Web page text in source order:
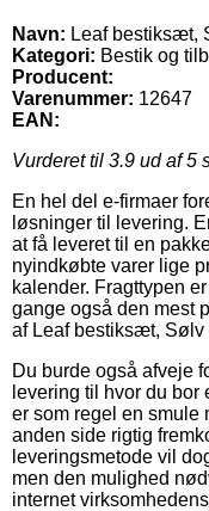
Navn: Leaf bestiksæt,
Kategori: Bestik og
Producent:
Varenummer: 12647
EAN:
Vurderet til 3.9 ud af 5
En hel del e-firmaer
løsninger til levering.
at få leveret til en
nyindkøbte varer lige
kalender. Fragttypen
gange også den mest
af Leaf bestiksæt, Sølv
Du burde også afveje
levering til hvor du
er som regel en smule
anden side rigtig
leveringsmetode vil
men den mulighed
internet